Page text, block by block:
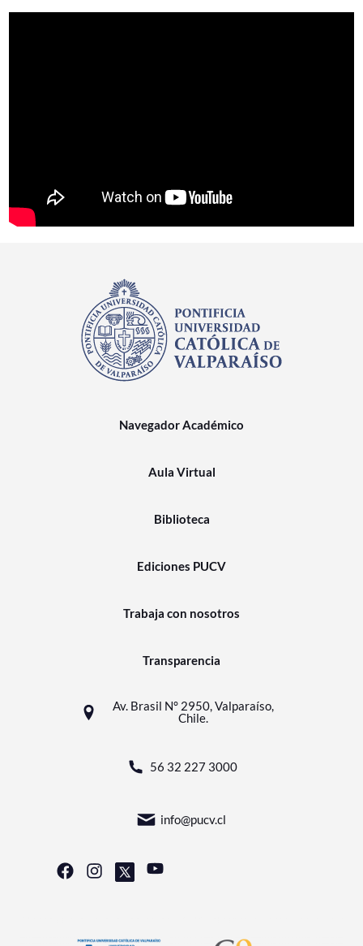
Navegador Académico
Aula Virtual
Biblioteca
Ediciones PUCV
Trabaja con nosotros
Transparencia
Av. Brasil N° 2950, Valparaíso,
Chile.
56 32 227 3000
info@pucv.cl